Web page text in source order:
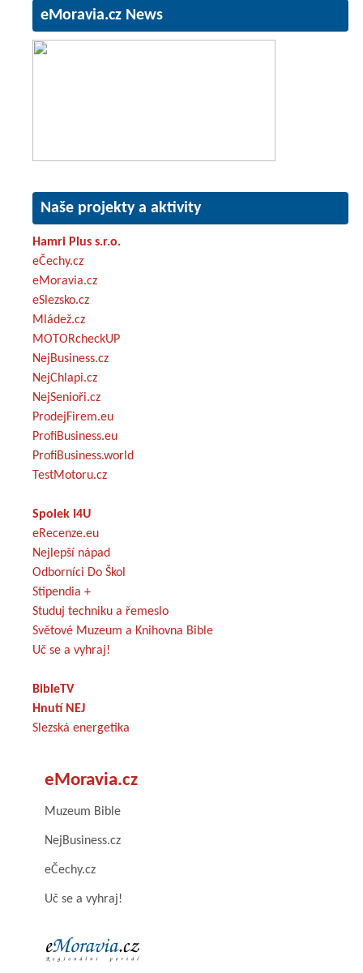
eMoravia.cz News
Naše projekty a aktivity
Hamri Plus s.r.o.
eČechy.cz
eMoravia.cz
eSlezsko.cz
Mládež.cz
MOTORcheckUP
NejBusiness.cz
NejChlapi.cz
NejSenioři.cz
ProdejFirem.eu
ProfiBusiness.eu
ProfiBusiness.world
TestMotoru.cz
Spolek I4U
eRecenze.eu
Nejlepší nápad
Odborníci Do Škol
Stipendia +
Studuj techniku a řemeslo
Světové Muzeum a Knihovna Bible
Uč se a vyhraj!
BibleTV
Hnutí NEJ
Slezská energetika
eMoravia.cz
Muzeum Bible
NejBusiness.cz
eČechy.cz
Uč se a vyhraj!